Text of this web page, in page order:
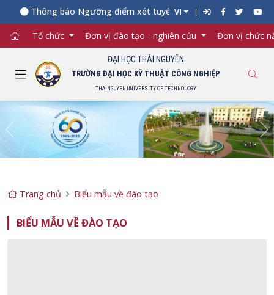
Thông báo Ngưỡng điểm xét tuyển đối với từng ngành đào
VI
Tổ chức Đơn vị đào tạo - nghiên cứu Đơn vị chức
ĐẠI HỌC THÁI NGUYÊN
TRƯỜNG ĐẠI HỌC KỸ THUẬT CÔNG NGHIỆP
THAINGUYEN UNIVERSITY OF TECHNOLOGY
Previous
Trang chủ Biểu mẫu về đào tạo
BIỂU MẪU VỀ ĐÀO TẠO